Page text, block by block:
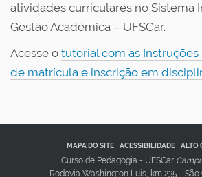
atividades curriculares no Sistema
Gestão Acadêmica – UFSCar.
Acesse o tutorial com as Instruções
de matrícula e inscrição em
MAPA DO SITE ACESSIBILIDADE ALTO
Curso de Pedagogia - UFSCar
Rodovia Washington Luis, km 235 - São